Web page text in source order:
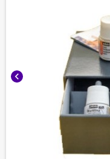
chevron_left